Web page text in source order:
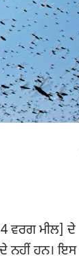
ਵਰਗ ਮੀਲ] ਦੇ
ਨਹੀਂ ਹਨ। ਇਸ